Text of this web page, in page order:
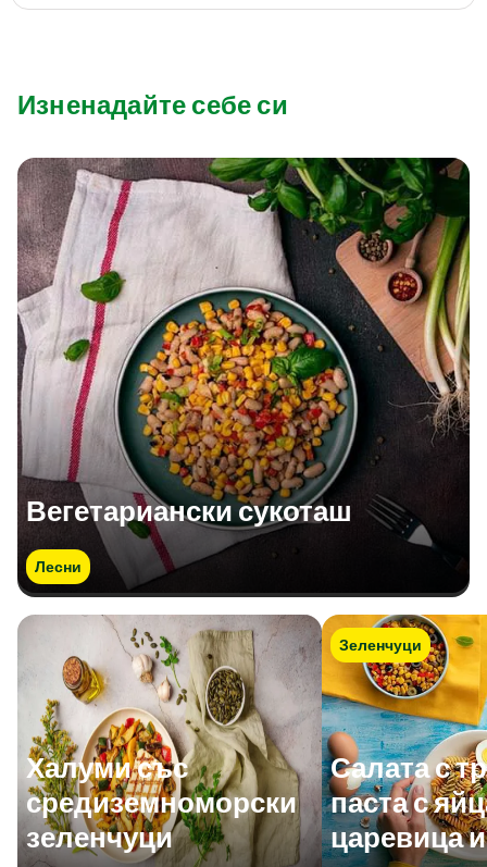
Изненадайте себе си
Вегетариански сукоташ
Лесни
Халуми със
средиземноморски
зеленчуци
Зеленчуци
Салата с
паста с
царевица